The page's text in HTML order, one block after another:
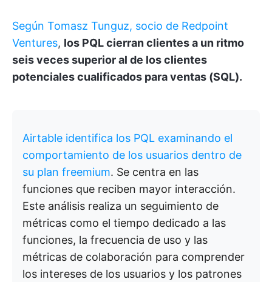
Según Tomasz Tunguz, socio de Redpoint
Ventures, los PQL cierran clientes a un ritmo
seis veces superior al de los clientes
potenciales cualificados para ventas (SQL).
Airtable identifica los PQL examinando el
comportamiento de los usuarios dentro de
su plan freemium. Se centra en las
funciones que reciben mayor interacción.
Este análisis realiza un seguimiento de
métricas como el tiempo dedicado a las
funciones, la frecuencia de uso y las
métricas de colaboración para comprender
los intereses de los usuarios y los patrones